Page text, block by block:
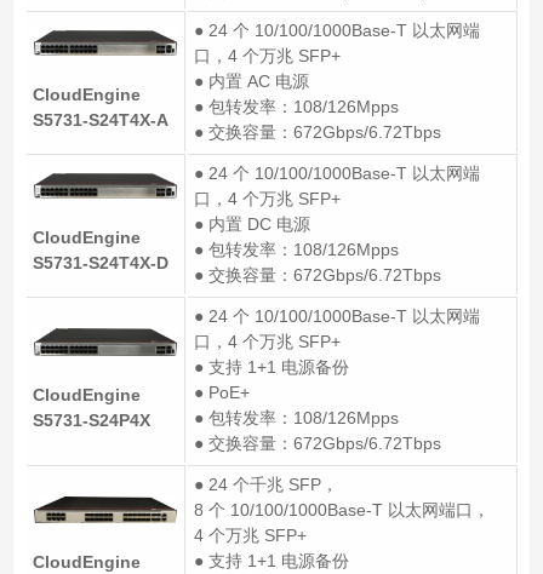
CloudEngine
S5731-S24T4X-A
● 24 个 10/100/1000Base-T 以太网端
口，4 个万兆 SFP+
● 内置 AC 电源
● 包转发率：108/126Mpps
● 交换容量：672Gbps/6.72Tbps
CloudEngine
S5731-S24T4X-D
● 24 个 10/100/1000Base-T 以太网端
口，4 个万兆 SFP+
● 内置 DC 电源
● 包转发率：108/126Mpps
● 交换容量：672Gbps/6.72Tbps
CloudEngine
S5731-S24P4X
● 24 个 10/100/1000Base-T 以太网端
口，4 个万兆 SFP+
● 支持 1+1 电源备份
● PoE+
● 包转发率：108/126Mpps
● 交换容量：672Gbps/6.72Tbps
CloudEngine
● 24 个千兆 SFP，
8 个 10/100/1000Base-T 以太网端口，
4 个万兆 SFP+
● 支持 1+1 电源备份